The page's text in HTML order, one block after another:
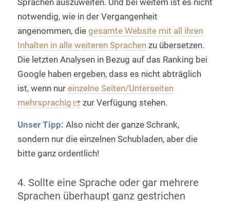
notwendig, wie in der Vergangenheit
angenommen, die gesamte Website mit all ihren
Inhalten in alle weiteren Sprachenzu übersetzen.
Die letzten Analysen in Bezug auf das Ranking bei
Google haben ergeben, dass es nicht abträglich
ist, wenn nur einzelne Seiten/Unterseiten
mehrsprachig
zur Verfügung stehen.
Unser Tipp: Also nicht der ganze Schrank,
sondern nur die einzelnen Schubladen, aber die
bitte ganz ordentlich!
4. Sollte eine Sprache oder gar mehrere
Sprachen überhaupt ganz gestrichen